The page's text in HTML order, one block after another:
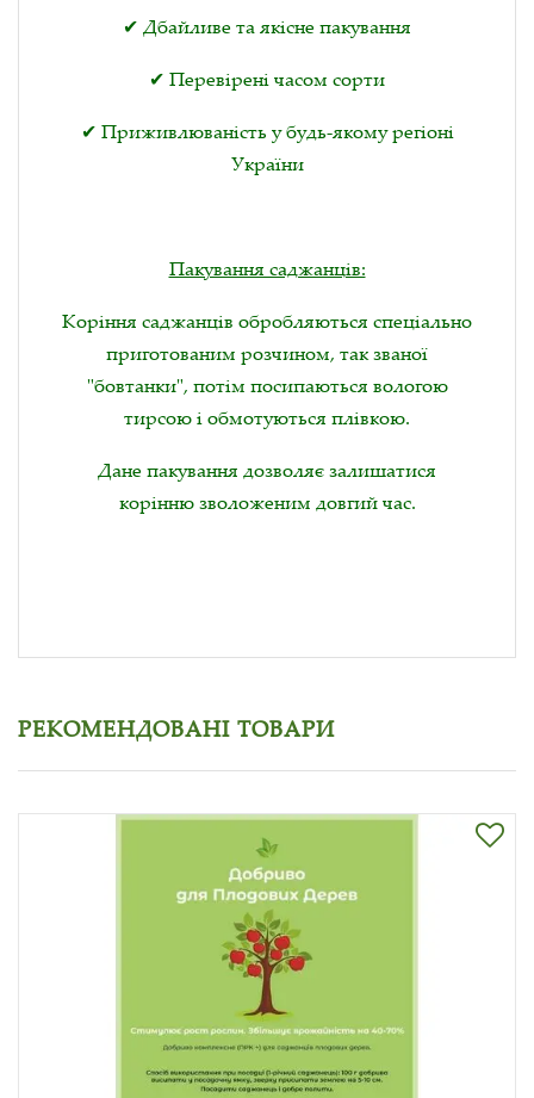
✔ Дбайливе та якісне пакування
✔ Перевірені часом сорти
✔ Приживлюваність у будь-якому регіоні
України
Пакування саджанців:
Коріння саджанців обробляються спеціально
приготованим розчином, так званої
"бовтанки", потім посипаються вологою
тирсою і обмотуються плівкою.
Дане пакування дозволяє залишатися
корінню зволоженим довгий час.
РЕКОМЕНДОВАНІ ТОВАРИ